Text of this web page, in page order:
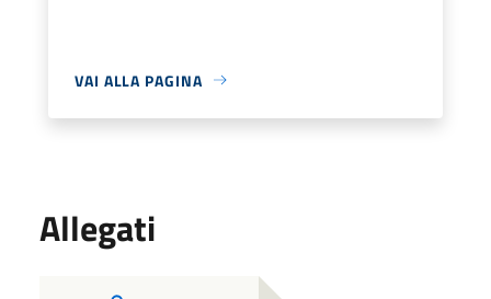
VAI ALLA PAGINA
Allegati